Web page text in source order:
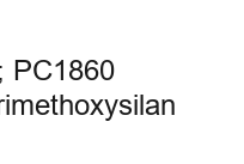
PC1860